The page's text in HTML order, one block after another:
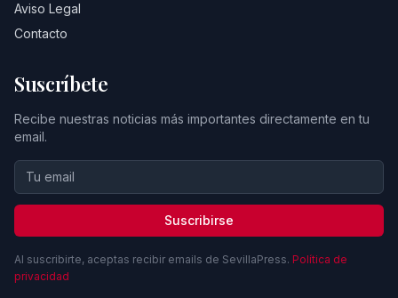
Aviso Legal
Contacto
Suscríbete
Recibe nuestras noticias más importantes directamente en tu
email.
Suscribirse
Al suscribirte, aceptas recibir emails de SevillaPress. Política de
privacidad